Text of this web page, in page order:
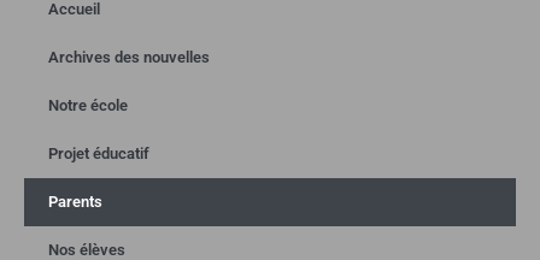
Accueil
Archives des nouvelles
Notre école
Projet éducatif
Parents
Nos élèves